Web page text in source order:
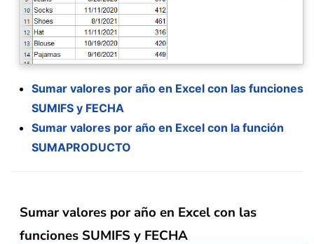
Sumar valores por año en Excel con las funciones
SUMIFS y FECHA
Sumar valores por año en Excel con la función
SUMAPRODUCTO
Sumar valores por año en Excel con las
funciones SUMIFS y FECHA